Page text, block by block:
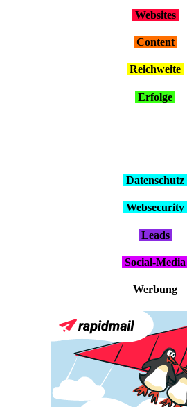
Web­sites
Con­tent
Reich­wei­te
Erfol­ge
Daten­schutz
Web­se­cu­ri­ty
Leads
Social-Media
Wer­bung